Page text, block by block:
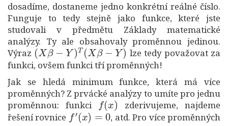
dosadíme, dostaneme jedno konkrétní reálné číslo.
Funguje to tedy stejně jako funkce, které jste
studovali v předmětu Základy matematické
analýzy. Ty ale obsahovaly proměnnou jedinou.
Výraz
(Xβ−Y)T(Xβ−Y)
lze tedy považovat za
funkci, ovšem funkci tří proměnných!
Jak se hledá minimum funkce, která má více
proměnných? Z prvácké analýzy to umíte pro jednu
proměnnou: funkci
f(x)
zderivujeme, najdeme
řešení rovnice
f′(x)=
, atd. Pro více proměnných